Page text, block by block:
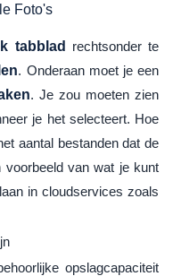
Foto's
tabblad
rechtsonder te
. Onderaan moet je een
. Je zou moeten zien
je het selecteert. Hoe
aantal bestanden dat de
van wat je kunt
in cloudservices zoals
opslagcapaciteit